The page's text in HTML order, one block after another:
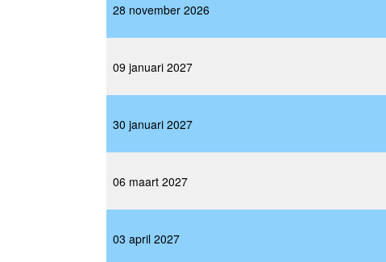
28 november 2026
09 januari 2027
30 januari 2027
06 maart 2027
03 april 2027